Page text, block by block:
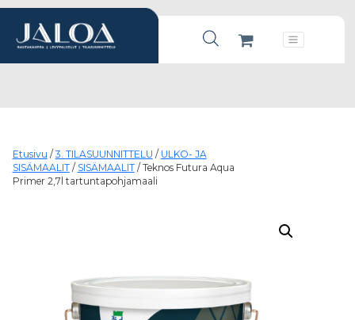
Products search
Päävalikko
Etusivu / 3. TILASUUNNITTELU / ULKO- JA
SISÄMAALIT/ SISÄMAALIT/ Teknos Futura Aqua
Primer 2,7l tartuntapohjamaali